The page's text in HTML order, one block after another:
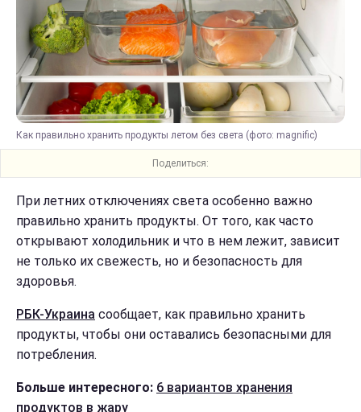
Как правильно хранить продукты летом без света (фото: magnific)
Поделиться:
При летних отключениях света особенно важно
правильно хранить продукты. От того, как часто
открывают холодильник и что в нем лежит, зависит
не только их свежесть, но и безопасность для
здоровья.
РБК-Украина сообщает, как правильно хранить
продукты, чтобы они оставались безопасными для
потребления.
Больше интересного: 6 вариантов хранения
продуктов в жару